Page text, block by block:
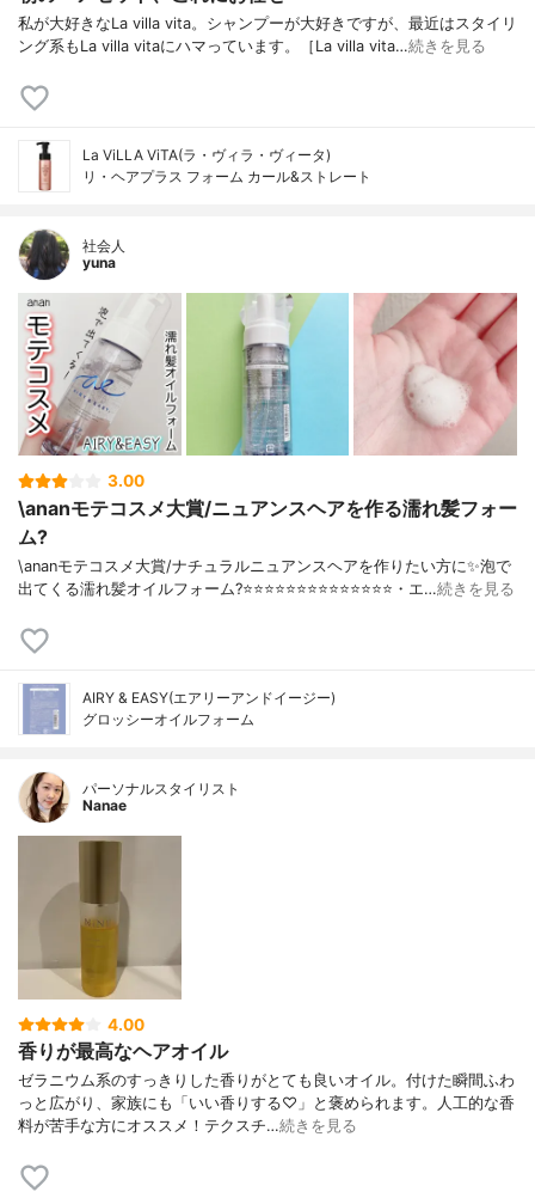
私が大好きなLa villa vita。シャンプーが大好きですが、最近はスタイリ
ング系もLa villa vitaにハマっています。［La villa vita…続きを見る
La ViLLA ViTA(ラ・ヴィラ・ヴィータ)
リ・ヘアプラス フォーム カール&ストレート
社会人
yuna
3.00
\ananモテコスメ大賞/ニュアンスヘアを作る濡れ髪フォー
ム?
\ananモテコスメ大賞/ナチュラルニュアンスヘアを作りたい方に✨泡で
出てくる濡れ髪オイルフォーム?⭐️⭐️⭐️⭐️⭐️⭐️⭐️⭐️⭐️⭐️⭐️⭐️⭐️⭐️・エ…続きを見る
AIRY & EASY(エアリーアンドイージー)
グロッシーオイルフォーム
パーソナルスタイリスト
Nanae
4.00
香りが最高なヘアオイル
ゼラニウム系のすっきりした香りがとても良いオイル。付けた瞬間ふわ
っと広がり、家族にも「いい香りする♡」と褒められます。人工的な香
料が苦手な方にオススメ！テクスチ…続きを見る